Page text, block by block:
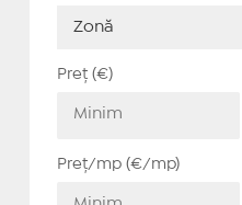
Preț (€)
Preț/mp (€/mp)